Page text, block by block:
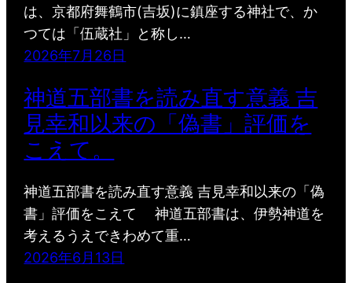
は、京都府舞鶴市(吉坂)に鎮座する神社で、か
つては「伍蔵社」と称し…
2026年7月26日
神道五部書を読み直す意義 吉
見幸和以来の「偽書」評価を
こえて。
神道五部書を読み直す意義 吉見幸和以来の「偽
書」評価をこえて 神道五部書は、伊勢神道を
考えるうえできわめて重…
2026年6月13日